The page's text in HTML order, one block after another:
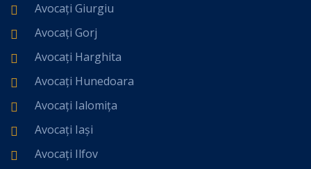
Avocați Giurgiu
Avocați Gorj
Avocați Harghita
Avocați Hunedoara
Avocați Ialomița
Avocați Iași
Avocați Ilfov